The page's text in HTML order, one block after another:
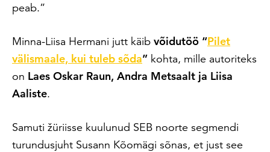
peab.”
Minna-Liisa Hermani jutt käib võidutöö “Pilet
välismaale, kui tuleb sõda” kohta, mille autoriteks
on Laes Oskar Raun, Andra Metsaalt ja Liisa
Aaliste.
Samuti žüriisse kuulunud SEB noorte segmendi
turundusjuht Susann Kõomägi sõnas, et just see